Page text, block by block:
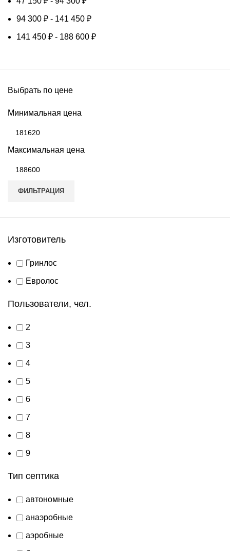
94 300 ₽ - 141 450 ₽
141 450 ₽ - 188 600 ₽
Выбрать по цене
Минимальная цена
Максимальная цена
ФИЛЬТРАЦИЯ
Изготовитель
Гринлос
Евролос
Пользователи, чел.
2
3
4
5
6
7
8
9
Тип септика
автономные
анаэробные
аэробные